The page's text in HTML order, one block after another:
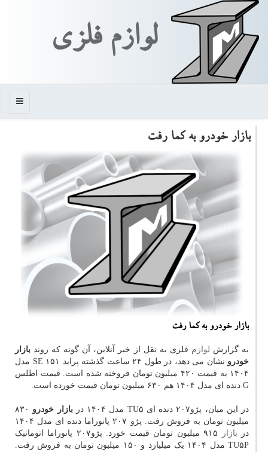
لوازم فلزی
منو
بازار خودرو به کما رفت
بازار خودرو به کما رفت
به گزارش لوازم فلزی به نقل از خبر آنلاین، آن گونه که روند بازار
خودرو
نشان می دهد، در طول ۲۴ ساعت گذشته پراید ۱۵۱ SE مدل
۱۴۰۴ به قیمت ۴۲۰ میلیون تومان فروخته شده است. قیمت اطلس
G دنده ای مدل ۱۴۰۴ هم ۶۳۰ میلیون تومان قیمت خورده است.
در این میان، پژو۲۰۷ دنده ای TU۵ مدل ۱۴۰۴ در بازار خودرو ۸۳۰
میلیون تومان به فروش رفت. پژو ۲۰۷ پانوراما دنده ای مدل ۱۴۰۴
در بازار
۹۱۵ میلیون تومان قیمت خورد. پژو۲۰۷ پانوراما اتوماتیک
TU۵P مدل ۱۴۰۴ یک میلیارد و ۱۵۰ میلیون تومان به فروش رفت.